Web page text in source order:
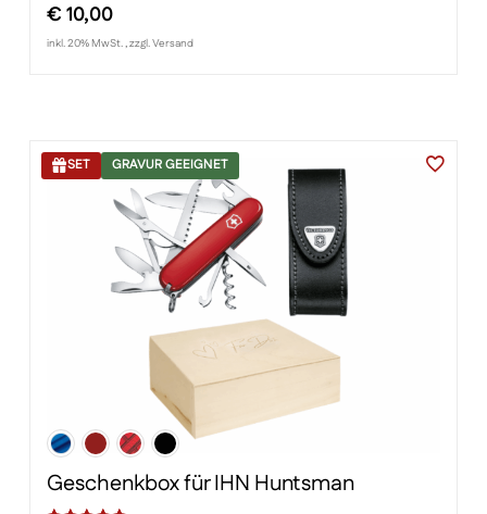
€10,00
inkl. 20% MwSt. , zzgl. Versand
SET GRAVUR GEEIGNET
Geschenkbox für IHN Huntsman